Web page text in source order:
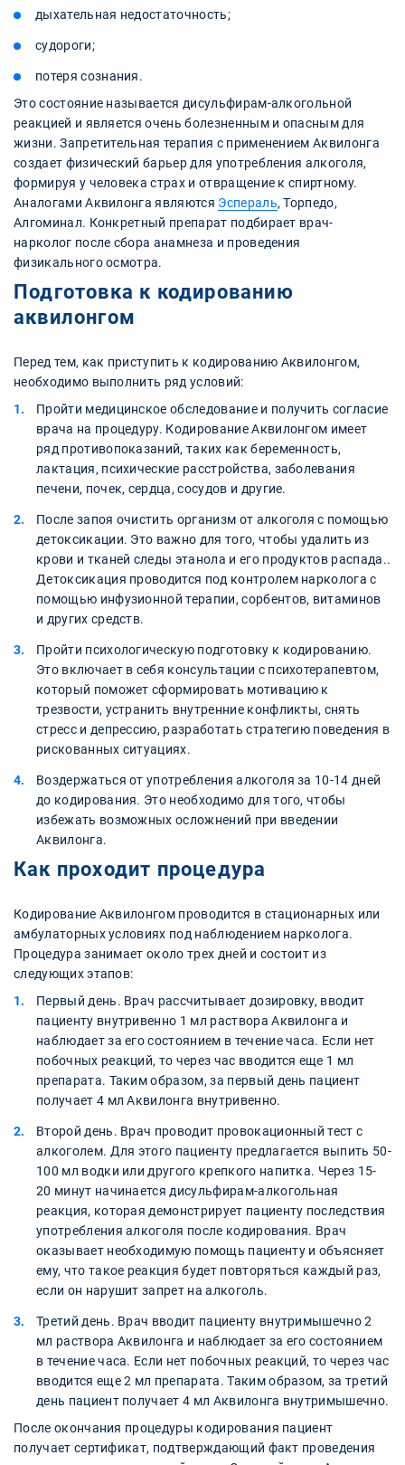
дыхательная недостаточность;
судороги;
потеря сознания.
Это состояние называется дисульфирам-алкогольной
реакцией и является очень болезненным и опасным для
жизни. Запретительная терапия с применением Аквилонга
создает физический барьер для употребления алкоголя,
формируя у человека страх и отвращение к спиртному.
Аналогами Аквилонга являются Эспераль, Торпедо,
Алгоминал. Конкретный препарат подбирает врач-
нарколог после сбора анамнеза и проведения
физикального осмотра.
Подготовка к кодированию
аквилонгом
Перед тем, как приступить к кодированию Аквилонгом,
необходимо выполнить ряд условий:
Пройти медицинское обследование и получить согласие
врача на процедуру. Кодирование Аквилонгом имеет
ряд противопоказаний, таких как беременность,
лактация, психические расстройства, заболевания
печени, почек, сердца, сосудов и другие.
После запоя очистить организм от алкоголя с помощью
детоксикации. Это важно для того, чтобы удалить из
крови и тканей следы этанола и его продуктов распада..
Детоксикация проводится под контролем нарколога с
помощью инфузионной терапии, сорбентов, витаминов
и других средств.
Пройти психологическую подготовку к кодированию.
Это включает в себя консультации с психотерапевтом,
который поможет сформировать мотивацию к
трезвости, устранить внутренние конфликты, снять
стресс и депрессию, разработать стратегию поведения в
рискованных ситуациях.
Воздержаться от употребления алкоголя за 10-14 дней
до кодирования. Это необходимо для того, чтобы
избежать возможных осложнений при введении
Аквилонга.
Как проходит процедура
Кодирование Аквилонгом проводится в стационарных или
амбулаторных условиях под наблюдением нарколога.
Процедура занимает около трех дней и состоит из
следующих этапов:
Первый день. Врач рассчитывает дозировку, вводит
пациенту внутривенно 1 мл раствора Аквилонга и
наблюдает за его состоянием в течение часа. Если нет
побочных реакций, то через час вводится еще 1 мл
препарата. Таким образом, за первый день пациент
получает 4 мл Аквилонга внутривенно.
Второй день. Врач проводит провокационный тест с
алкоголем. Для этого пациенту предлагается выпить 50-
100 мл водки или другого крепкого напитка. Через 15-
20 минут начинается дисульфирам-алкогольная
реакция, которая демонстрирует пациенту последствия
употребления алкоголя после кодирования. Врач
оказывает необходимую помощь пациенту и объясняет
ему, что такое реакция будет повторяться каждый раз,
если он нарушит запрет на алкоголь.
Третий день. Врач вводит пациенту внутримышечно 2
мл раствора Аквилонга и наблюдает за его состоянием
в течение часа. Если нет побочных реакций, то через час
вводится еще 2 мл препарата. Таким образом, за третий
день пациент получает 4 мл Аквилонга внутримышечно.
После окончания процедуры кодирования пациент
получает сертификат, подтверждающий факт проведения